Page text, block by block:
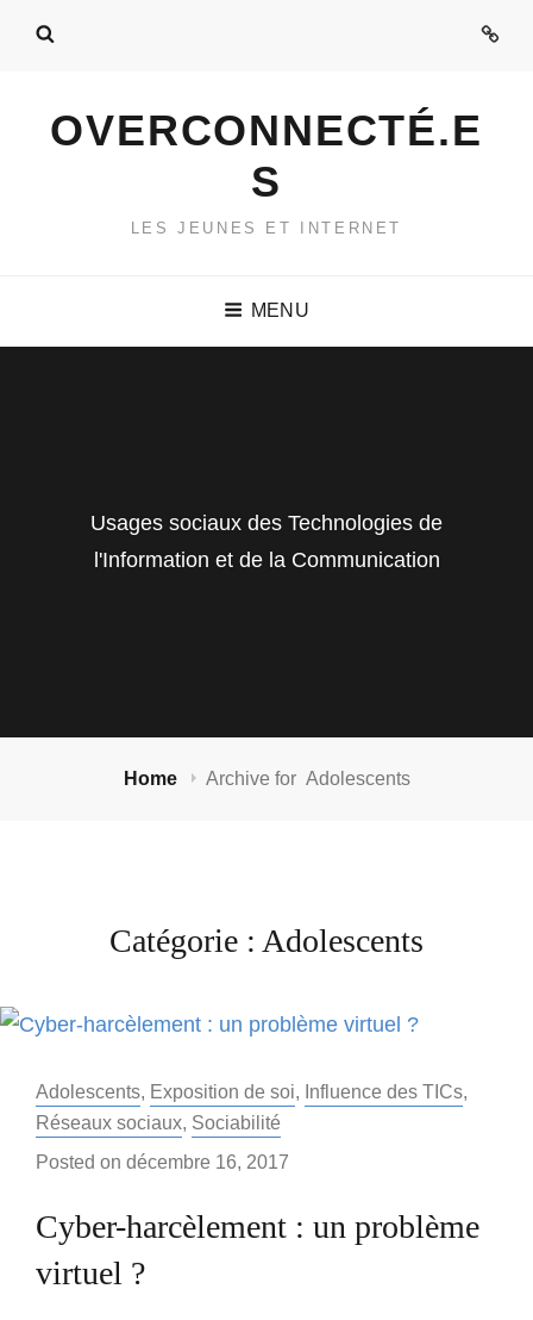
Admin
OVERCONNECTÉ.E
S
LES JEUNES ET INTERNET
MENU
Usages sociaux des Technologies de
l'Information et de la Communication
Home Archive for Adolescents
Catégorie : Adolescents
Categories:
Adolescents, Exposition de soi, Influence des TICs,
Réseaux sociaux, Sociabilité
Posted on décembre 16, 2017
Cyber-harcèlement : un problème
virtuel ?